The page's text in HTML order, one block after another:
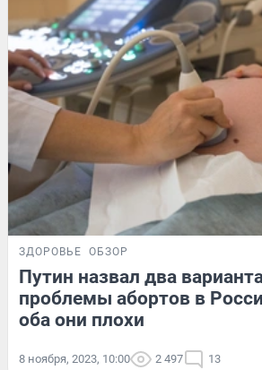
ЗДОРОВЬЕ ОБЗОР
Путин назвал два
проблемы абортов в
оба они плохи
8 ноября, 2023, 10:00 2 497 13